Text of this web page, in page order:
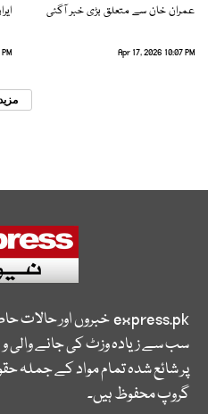
عمران خان سے متعلق بڑی خبر آگئی
Apr 17, 2026 10:07 PM
express.pkخبروں اور حالات
سب سے زیادہ وزٹ کی جانے
پر شائع شدہ تمام مواد کے جملہ
گروپ محفوظ ہیں۔